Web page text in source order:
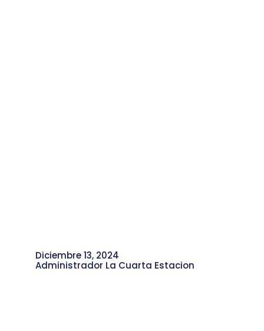
Diciembre 13, 2024
Administrador La Cuarta Estacion